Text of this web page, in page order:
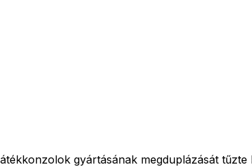
gyártásának megduplázását